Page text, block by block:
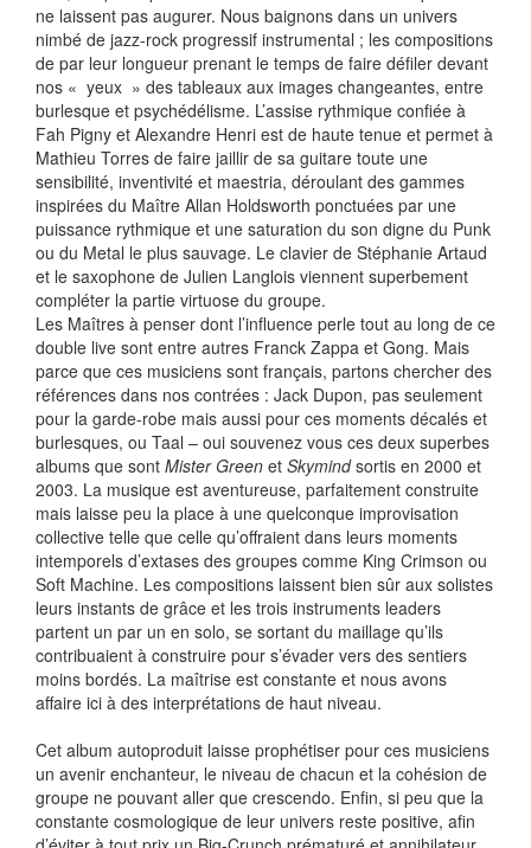
ne laissent pas augurer. Nous baignons dans un univers
nimbé de jazz-rock progressif instrumental ; les compositions
de par leur longueur prenant le temps de faire défiler devant
nos « yeux » des tableaux aux images changeantes, entre
burlesque et psychédélisme. L’assise rythmique confiée à
Fah Pigny et Alexandre Henri est de haute tenue et permet à
Mathieu Torres de faire jaillir de sa guitare toute une
sensibilité, inventivité et maestria, déroulant des gammes
inspirées du Maître Allan Holdsworth ponctuées par une
puissance rythmique et une saturation du son digne du Punk
ou du Metal le plus sauvage. Le clavier de Stéphanie Artaud
et le saxophone de Julien Langlois viennent superbement
compléter la partie virtuose du groupe.
Les Maîtres à penser dont l’influence perle tout au long de ce
double live sont entre autres Franck Zappa et Gong. Mais
parce que ces musiciens sont français, partons chercher des
références dans nos contrées : Jack Dupon, pas seulement
pour la garde-robe mais aussi pour ces moments décalés et
burlesques, ou Taal – oui souvenez vous ces deux superbes
albums que sont Mister Green et Skymindsortis en 2000 et
2003. La musique est aventureuse, parfaitement construite
mais laisse peu la place à une quelconque improvisation
collective telle que celle qu’offraient dans leurs moments
intemporels d’extases des groupes comme King Crimson ou
Soft Machine. Les compositions laissent bien sûr aux solistes
leurs instants de grâce et les trois instruments leaders
partent un par un en solo, se sortant du maillage qu’ils
contribuaient à construire pour s’évader vers des sentiers
moins bordés. La maîtrise est constante et nous avons
affaire ici à des interprétations de haut niveau.
Cet album autoproduit laisse prophétiser pour ces musiciens
un avenir enchanteur, le niveau de chacun et la cohésion de
groupe ne pouvant aller que crescendo. Enfin, si peu que la
constante cosmologique de leur univers reste positive, afin